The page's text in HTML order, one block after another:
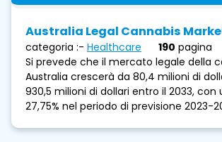
Australia Legal Cannabis
categoria :- Healthcare 190 pagina
Si prevede che il mercato legale della
Australia crescerà da 80,4 milioni di
930,5 milioni di dollari entro il 2033, con
27,75% nel periodo di previsione 2023-